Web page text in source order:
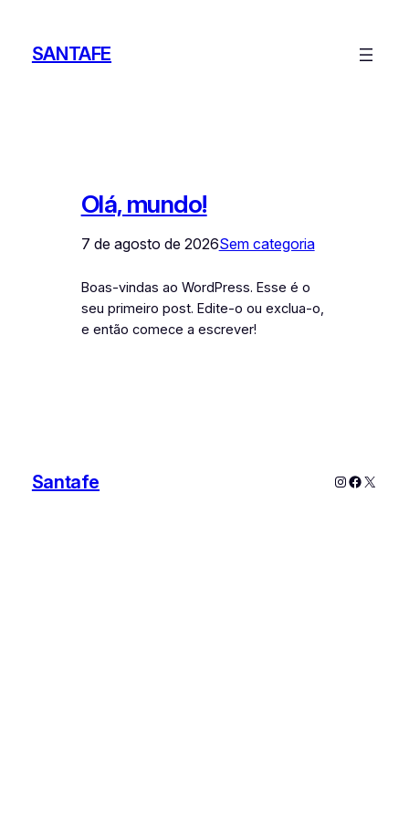
SANTAFE
Olá, mundo!
7 de agosto de 2026Sem categoria
Boas-vindas ao WordPress. Esse é o
seu primeiro post. Edite-o ou exclua-o,
e então comece a escrever!
Santafe Instagram
X